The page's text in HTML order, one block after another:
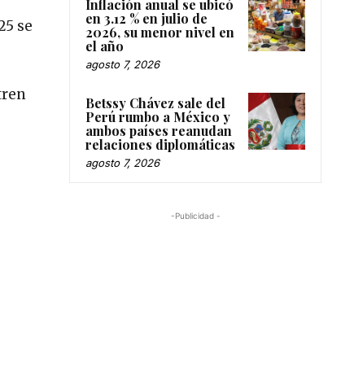
se
Inflación anual se ubicó
en 3.12 % en julio de
2026, su menor nivel en
el año
agosto 7, 2026
Betssy Chávez sale del
Perú rumbo a México y
ambos países reanudan
relaciones diplomáticas
agosto 7, 2026
-Publicidad -